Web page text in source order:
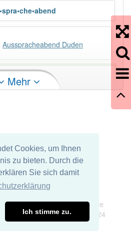
Cookies, um Ihnen
zu bieten. Durch die
Sie sich damit
Ich stimme zu.
Ausspracheabend Duden
aber mit
der: 0
Nutzer haben den Artikel
Mehr
und keine Haftung für die
dieser Seite. DDDEasy 2024